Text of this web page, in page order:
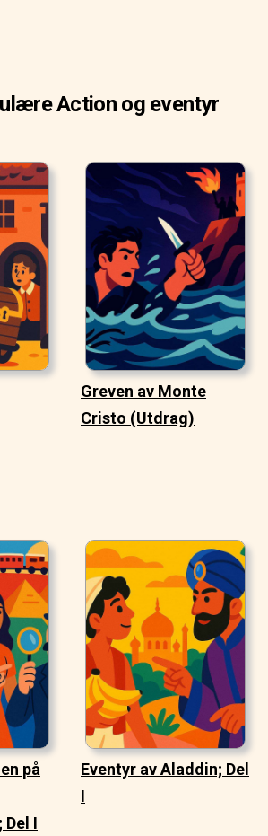
Action og eventyr
Greven av Monte
Cristo (Utdrag)
på
I
Eventyr av Aladdin; Del
I